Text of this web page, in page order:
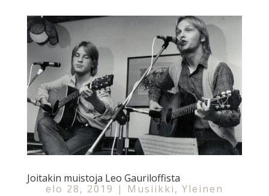
Joitakin muistoja Leo Gauriloffista
elo 28, 2019 | Musiikki, Yleinen